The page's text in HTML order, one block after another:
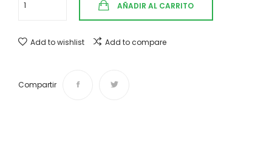
AÑADIR AL CARRITO
Add to wishlist Add to compare
Compartir